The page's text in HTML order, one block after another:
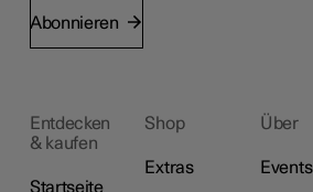
Abonnieren
Entdecken
& kaufen
Startseite
Shop
Extras
Über
Events